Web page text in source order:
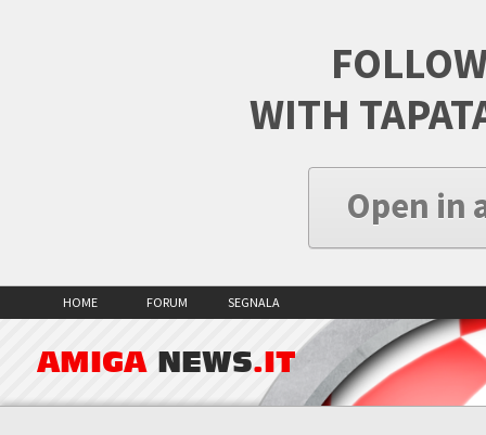
WITH
Open in
HOME FORUM SEGNALA
AMIGA NEWS.IT